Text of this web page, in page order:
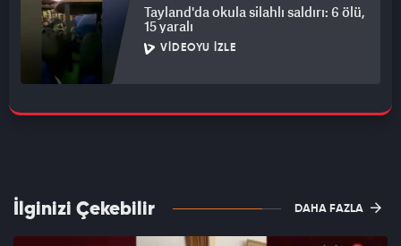
Tayland'da okula silahlı saldırı: 6 ölü,
15 yaralı
VIDEOYU İZLE
İlginizi Çekebilir DAHA FAZLA